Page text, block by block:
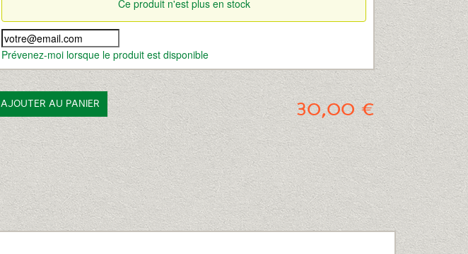
Ce produit n'est plus en stock
Prévenez-moi lorsque le produit est disponible
AJOUTER AU PANIER 30,00 €